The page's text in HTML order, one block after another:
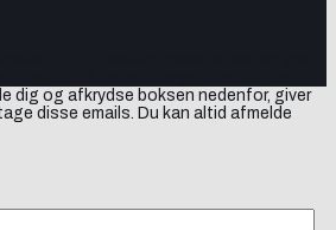
dig og afkrydse boksen nedenfor, giver
disse emails. Du kan altid afmelde